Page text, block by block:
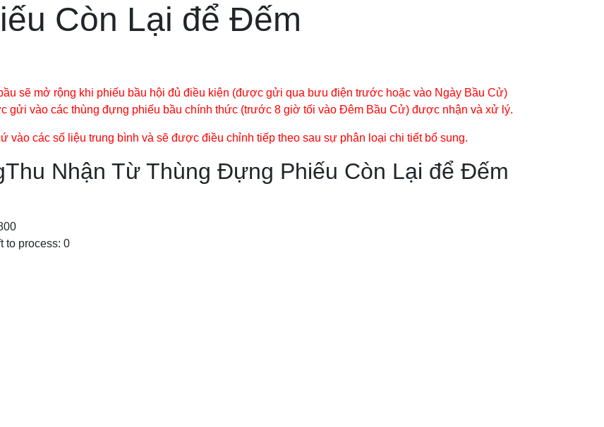
Còn Lại để Đếm
sẽ mở rộng khi phiếu bầu hội đủ điều kiện (được gửi qua bưu điện trước hoặc vào Ngày Bầu Cử)
gửi vào các thùng đựng phiếu bầu chính thức (trước 8 giờ tối vào Đêm Bầu Cử) được nhận và xử lý.
các số liệu trung bình và sẽ được điều chỉnh tiếp theo sau sự phân loại chi tiết bổ sung.
Nhận Từ Thùng Đựng Phiếu Còn Lại để Đếm
to process: 0